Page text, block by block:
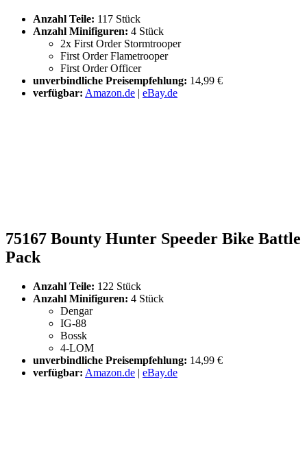
Anzahl Teile: 117 Stück
Anzahl Minifiguren: 4 Stück
2x First Order Stormtrooper
First Order Flametrooper
First Order Officer
unverbindliche Preisempfehlung: 14,99 €
verfügbar: Amazon.de | eBay.de
75167 Bounty Hunter Speeder Bike Battle
Pack
Anzahl Teile: 122 Stück
Anzahl Minifiguren: 4 Stück
Dengar
IG-88
Bossk
4-LOM
unverbindliche Preisempfehlung: 14,99 €
verfügbar: Amazon.de | eBay.de